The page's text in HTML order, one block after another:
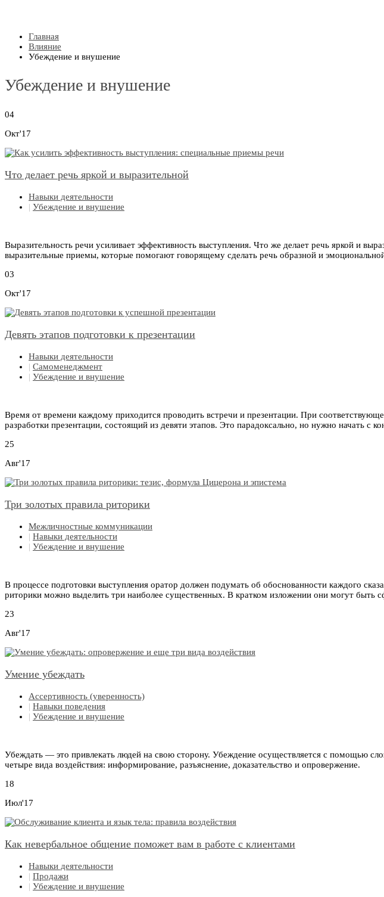
Главная
Влияние
Убеждение и внушение
Убеждение и внушение
04
Окт'17
Что делает речь яркой и выразительной
Навыки деятельности
| Убеждение и внушение
Выразительность речи усиливает эффективность выступления. Что же делает речь яркой и
выразительные приемы, которые помогают говорящему сделать речь образной и
03
Окт'17
Девять этапов подготовки к презентации
Навыки деятельности
| Самоменеджмент
| Убеждение и внушение
Время от времени каждому приходится проводить встречи и презентации. При
разработки презентации, состоящий из девяти этапов. Это парадоксально, но нужно начать с
25
Авг'17
Три золотых правила риторики
Межличностные коммуникации
| Навыки деятельности
| Убеждение и внушение
В процессе подготовки выступления оратор должен подумать об обоснованности каждого
риторики можно выделить три наиболее существенных. В кратком изложении они могут быть
23
Авг'17
Умение убеждать
Ассертивность (уверенность)
| Навыки поведения
| Убеждение и внушение
Убеждать — это привлекать людей на свою сторону. Убеждение осуществляется с помощью
четыре вида воздействия: информирование, разъяснение, доказательство и опровержение.
18
Июл'17
Как невербальное общение поможет вам в работе с клиентами
Навыки деятельности
| Продажи
| Убеждение и внушение